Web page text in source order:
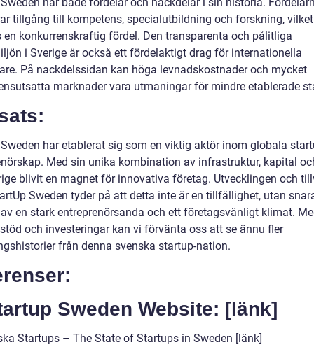
tillgång till kompetens, specialutbildning och forskning,
en konkurrenskraftig fördel. Den transparenta och pålitliga
i Sverige är också ett fördelaktigt drag för internationella
På nackdelssidan kan höga levnadskostnader och mycket
marknader vara utmaningar för mindre etablerade
har etablerat sig som en viktig aktör inom globala
Med sin unika kombination av infrastruktur, kapital
blivit en magnet för innovativa företag. Utvecklingen och
Sweden tyder på att detta inte är en tillfällighet, utan
en stark entreprenörsanda och ett företagsvänligt klimat.
och investeringar kan vi förvänta oss att se ännu fler
från denna svenska startup-nation.
Sweden Website: [länk]
Startups – The State of Startups in Sweden [länk]